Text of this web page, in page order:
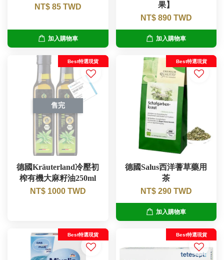
NT$ 85 TWD
加入購物車
果】
NT$ 890 TWD
加入購物車
售完
Best特選現貨
德國Kräuterland冷壓初
榨有機大麻籽油250ml
NT$ 1000 TWD
Best特選現貨
德國Salus西洋蓍草藥用
茶
NT$ 290 TWD
加入購物車
Best特選現貨 Best特選現貨